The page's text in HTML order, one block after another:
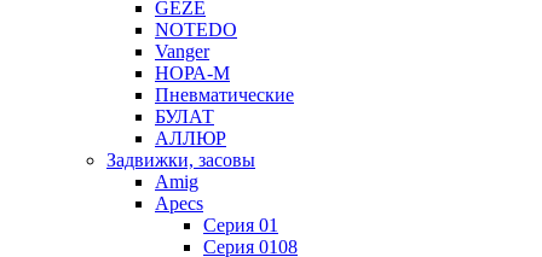
GEZE
NOTEDO
Vanger
НОРА-М
Пневматические
БУЛАТ
АЛЛЮР
Задвижки, засовы
Amig
Apecs
Серия 01
Серия 0108